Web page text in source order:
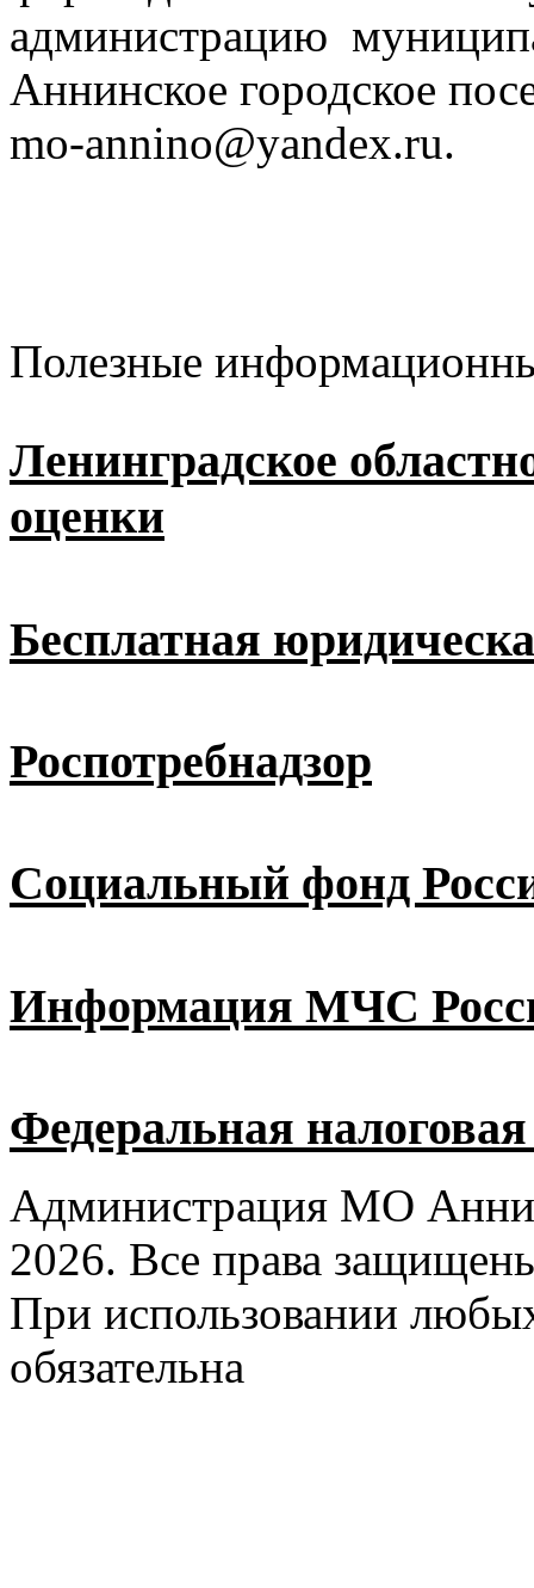
администрацию
Аннинское городское
mo-annino@yandex.ru.
Полезные
Ленинградское
оценки
Бесплатная
Роспотребнадзор
Социальный фонд
Информация МЧС
Федеральная
Администрация МО
2026. Все права
При использовании
обязательна